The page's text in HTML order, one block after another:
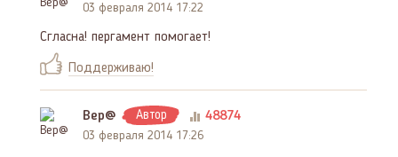
03 февраля 2014 17:22
Сгласна! пергамент помогает!
Поддерживаю!
Вер@ Автор 48874
03 февраля 2014 17:26